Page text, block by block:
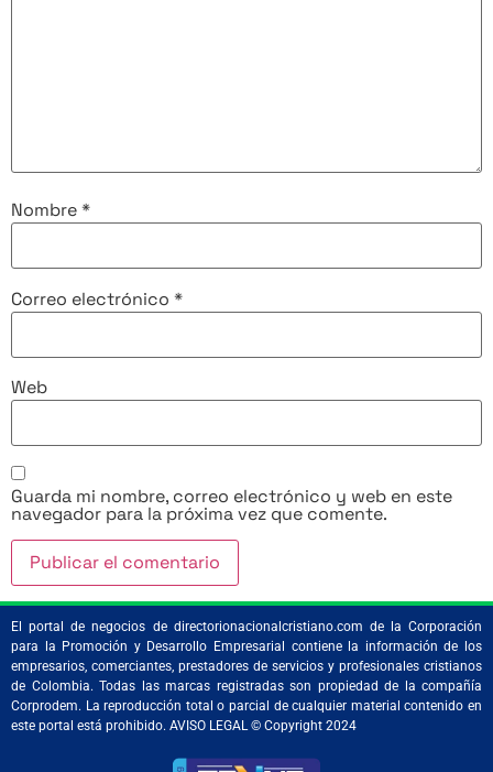
Nombre*
Correo electrónico *
Web
Guarda mi nombre, correo electrónico y web en este
navegador para la próxima vez que comente.
El portal de negocios de directorionacionalcristiano.com de la Corporación
para la Promoción y Desarrollo Empresarial contiene la información de los
empresarios, comerciantes, prestadores de servicios y profesionales cristianos
de Colombia. Todas las marcas registradas son propiedad de la compañía
Corprodem. La reproducción total o parcial de cualquier material contenido en
este portal está prohibido. AVISO LEGAL © Copyright 2024